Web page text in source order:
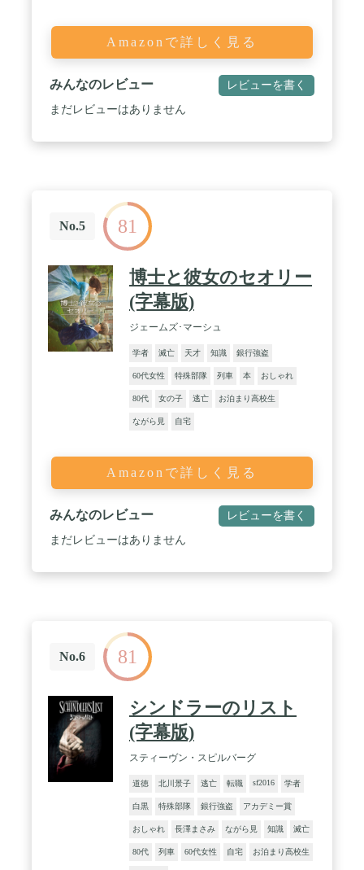
Amazonで詳しく見る
みんなのレビュー レビューを書く
まだレビューはありません
No.5 81
博士と彼女のセオリー
(字幕版)
ジェームズ･マーシュ
学者 滅亡 天才 知識 銀行強盗
60代女性 特殊部隊 列車 本 おしゃれ
80代 女の子 逃亡 お泊まり高校生
ながら見 自宅
Amazonで詳しく見る
みんなのレビュー レビューを書く
まだレビューはありません
No.6 81
シンドラーのリスト
(字幕版)
スティーヴン・スピルバーグ
道徳 北川景子 逃亡 転職 sf2016 学者
白黒 特殊部隊 銀行強盗 アカデミー賞
おしゃれ 長澤まさみ ながら見 知識 滅亡
80代 列車 60代女性 自宅 お泊まり高校生